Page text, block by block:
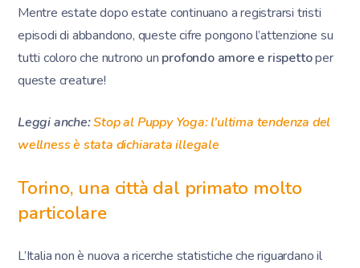
Mentre estate dopo estate continuano a registrarsi tristi
episodi di abbandono, queste cifre pongono l’attenzione su
tutti coloro che nutrono un profondo amore e rispettoper
queste creature!
Leggi anche:Stop al Puppy Yoga: l’ultima tendenza del
wellness è stata dichiarata illegale
Torino, una città dal primato molto
particolare
L’Italia non è nuova a ricerche statistiche che riguardano il